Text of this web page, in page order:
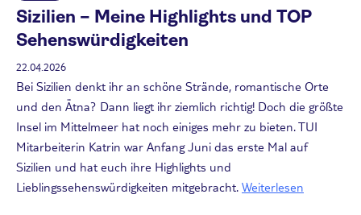
Sizilien – Meine Highlights und TOP
Sehenswürdigkeiten
22.04.2026
Bei Sizilien denkt ihr an schöne Strände, romantische Orte
und den Ätna? Dann liegt ihr ziemlich richtig! Doch die größte
Insel im Mittelmeer hat noch einiges mehr zu bieten. TUI
Mitarbeiterin Katrin war Anfang Juni das erste Mal auf
Sizilien und hat euch ihre Highlights und
Lieblingssehenswürdigkeiten mitgebracht. Weiterlesen